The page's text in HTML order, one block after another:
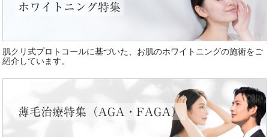
ホワイトニング特集
肌クリ式プロトコールに基づいた、お肌のホワイトニングの施術をご
紹介しています。
薄毛治療特集（AGA・FAGA）